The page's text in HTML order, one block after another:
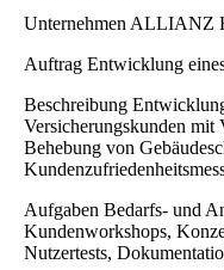
Unternehmen ALLIANZ
Auftrag Entwicklung
Beschreibung
Versicherungskunden mit
Behebung von
Aufgaben Bedarfs- und
Kundenworkshops,
Nutzertests,